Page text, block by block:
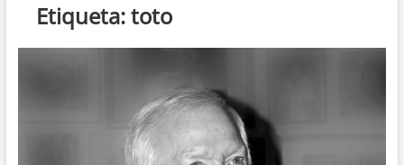
Etiqueta:toto